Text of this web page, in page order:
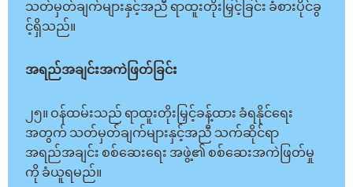
သတ်မှတ်ချက်များနှင့်အညီ ရာထူးတိုးမြှင့်ခြင်း ခံစားပိုင်ခွ
င့်ရှိသည်။
အရည်အချင်းအကဲဖြတ်ခြင်း
၂၅။ ဝန်ထမ်းသည် ရာထူးတိုးမြှင့်ခန့်ထား ခံရနိုင်ရေး
အတွက် သတ်မှတ်ချက်များနှင့်အညီ သက်ဆိုင်ရာ
အရည်အချင်း စစ်ဆေးရေး အဖွဲ့၏ စစ်ဆေးအကဲဖြတ်မှု
ကို ခံယူရမည်။